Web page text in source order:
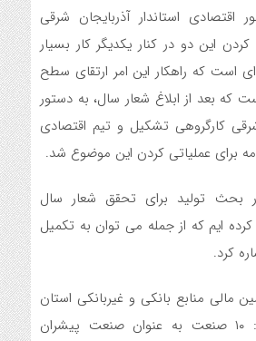
اقتصادی استاندار آذربایجان شرقی
این دو در کنار یکدیگر کار بسیار
است که راهکار این امر ارتقای سطح
که بعد از ابلاغ شعار سال، به دستور
شرقی کارگروهی تشکیل و تیم اقتصادی
برای عملیاتی کردن این موضوع شد.
بحث تولید برای تحقق شعار سال
ایم که از جمله می توان به تکمیل
کرد.
مالی منابع بانکی و غیربانکی استان
محدود است، افزود: ۱۰ صنعت به عنوان صنعت پیشران